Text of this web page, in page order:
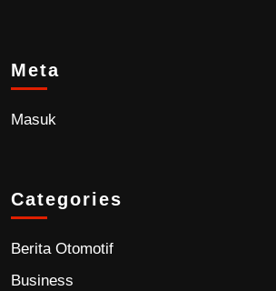
Meta
Masuk
Categories
Berita Otomotif
Business